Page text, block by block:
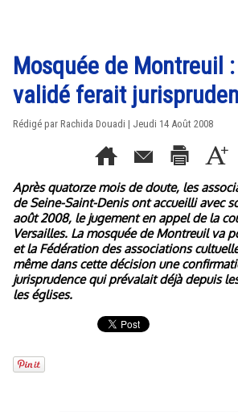
Mosquée de Montreuil
validé ferait
Rédigé par Rachida Douadi | Jeudi 14 Août 2008
Après quatorze mois de doute, les
de Seine-Saint-Denis ont accueilli avec
août 2008, le jugement en appel de la
Versailles. La mosquée de Montreuil va
et la Fédération des associations
même dans cette décision une
jurisprudence qui prévalait déjà depuis
les églises.